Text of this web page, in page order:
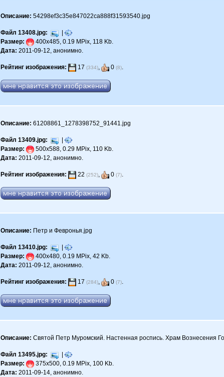
Описание: 54298ef3c35e847022ca888f31593540.jpg
Файл 13408.jpg:
|
Размер:
400x485, 0.19 MPix, 118 Kb.
Дата: 2011-09-12, анонимно.
Рейтинг изображения: 17(334), 0(8).
Описание: 61208861_1278398752_91441.jpg
Файл 13409.jpg:
|
Размер:
500x588, 0.29 MPix, 110 Kb.
Дата: 2011-09-12, анонимно.
Рейтинг изображения: 22(252), 0(7).
Описание: Петр и Февронья.jpg
Файл 13410.jpg:
|
Размер:
400x480, 0.19 MPix, 42 Kb.
Дата: 2011-09-12, анонимно.
Рейтинг изображения: 17(284), 0(7).
Описание: Святой Петр Муромский. Настенная роспись. Храм Вознесения
Файл 13495.jpg:
|
Размер:
375x500, 0.19 MPix, 100 Kb.
Дата: 2011-09-14, анонимно.